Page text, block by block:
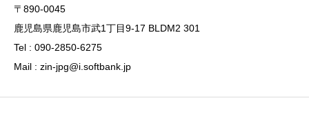
〒890-0045
鹿児島県鹿児島市武1丁目9-17 BLDM2 301
Tel : 090-2850-6275
Mail : zin-jpg@i.softbank.jp